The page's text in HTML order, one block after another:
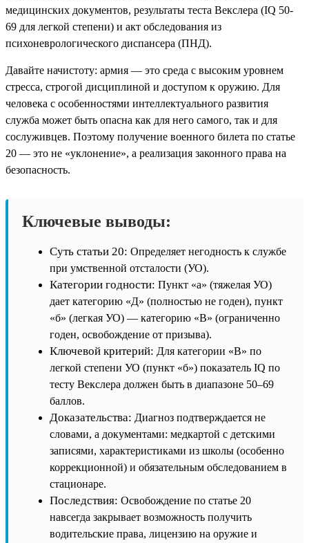
медицинских документов, результаты теста Векслера (IQ 50-
69 для легкой степени) и акт обследования из
психоневрологического диспансера (ПНД).
Давайте начистоту: армия — это среда с высоким уровнем
стресса, строгой дисциплиной и доступом к оружию. Для
человека с особенностями интеллектуального развития
служба может быть опасна как для него самого, так и для
сослуживцев. Поэтому получение военного билета по статье
20 — это не «уклонение», а реализация законного права на
безопасность.
Ключевые выводы:
Суть статьи 20: Определяет негодность к службе
при умственной отсталости (УО).
Категории годности: Пункт «а» (тяжелая УО)
дает категорию «Д» (полностью не годен), пункт
«б» (легкая УО) — категорию «В» (ограниченно
годен, освобождение от призыва).
Ключевой критерий: Для категории «В» по
легкой степени УО (пункт «б») показатель IQ по
тесту Векслера должен быть в диапазоне 50–69
баллов.
Доказательства: Диагноз подтверждается не
словами, а документами: медкартой с детскими
записями, характеристиками из школы (особенно
коррекционной) и обязательным обследованием в
стационаре.
Последствия: Освобождение по статье 20
навсегда закрывает возможность получить
водительские права, лицензию на оружие и